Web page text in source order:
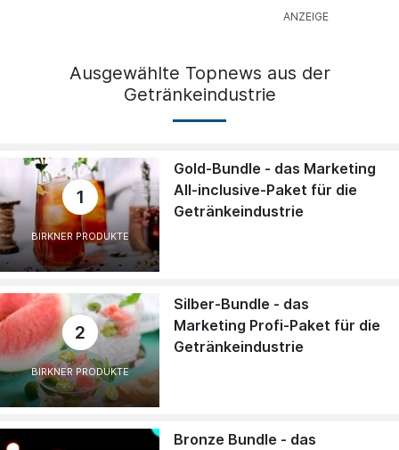
Ausgewählte Topnews aus der
Getränkeindustrie
1
BIRKNER PRODUKTE
Gold-Bundle - das Marketing
All-inclusive-Paket für die
Getränkeindustrie
2
BIRKNER PRODUKTE
Silber-Bundle - das
Marketing Profi-Paket für die
Getränkeindustrie
Bronze Bundle - das